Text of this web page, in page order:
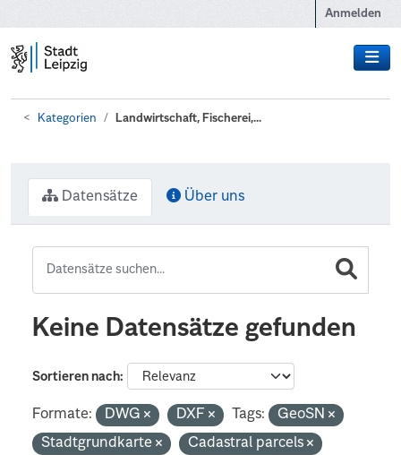
Anmelden
Kategorien Landwirtschaft, Fischerei,...
Datensätze Über uns
Keine Datensätze gefunden
Sortieren nach
Formate: DWG DXF Tags:
GeoSN
Stadtgrundkarte
Cadastral parcels